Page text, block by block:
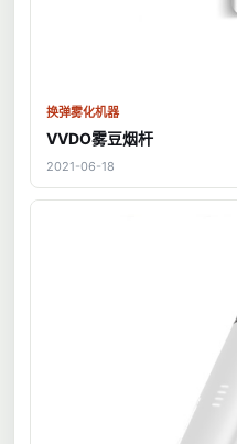
换弹雾化机器
VVDO雾豆烟杆
2021-06-18